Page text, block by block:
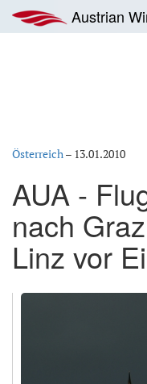
Inhalt
springen
Austrian
Österreich– 13.01.2010
AUA -
nach
Linz vor